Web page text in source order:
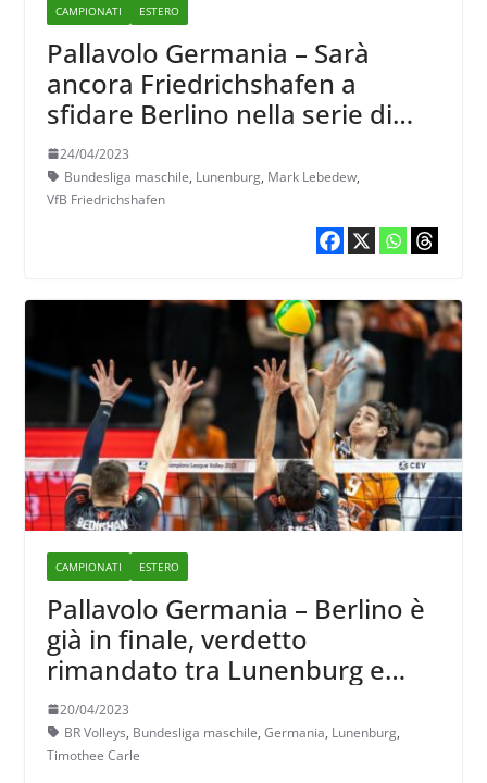
CAMPIONATI ESTERO
Pallavolo Germania – Sarà
ancora Friedrichshafen a
sfidare Berlino nella serie di
finale della Bundesliga
maschile
24/04/2023
Bundesliga maschile, Lunenburg, Mark Lebedew,
VfB Friedrichshafen
CAMPIONATI ESTERO
Pallavolo Germania – Berlino è
già in finale, verdetto
rimandato tra Lunenburg e
Friedrichshafen
20/04/2023
BR Volleys, Bundesliga maschile, Germania, Lunenburg,
Timothee Carle